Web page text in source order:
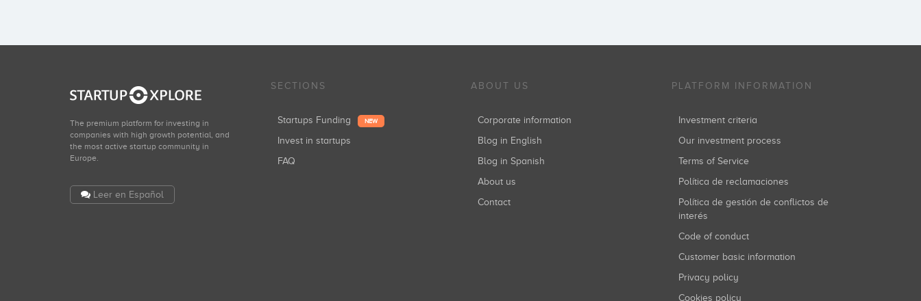
The premium platform for investing in
companies with high growth potential, and
the most active startup community in
Europe.
Leer en Español
SECTIONS
Startups Funding NEW
Invest in startups
FAQ
ABOUT US
Corporate information
Blog in English
Blog in Spanish
About us
Contact
PLATFORM INFORMATION
Investment criteria
Our investment process
Terms of Service
Política de reclamaciones
Política de gestión de conflictos de
interés
Code of conduct
Customer basic information
Privacy policy
Cookies policy